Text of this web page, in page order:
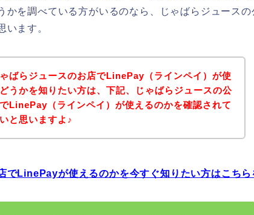
かを調べている方がいるのなら、じゃばらジュースの
います。
ばらジュースのお店でLinePay（ラインペイ）が使
うかを知りたい方は、下記、じゃばらジュースの公
LinePay（ラインペイ）が使えるのかを確認されて
と思いますよ♪
でLinePayが使えるのかを今すぐ知りたい方はこちら